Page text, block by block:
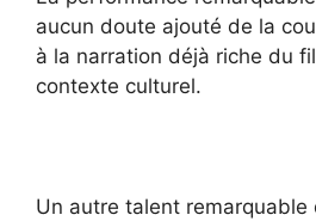
aucun doute ajouté de la
à la narration déjà riche du
contexte culturel.
Un autre talent remarquable